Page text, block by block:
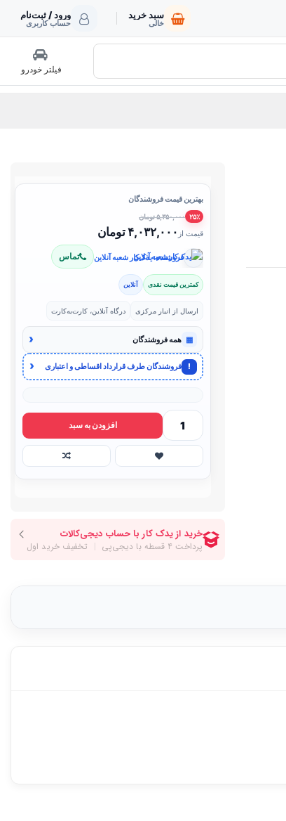
سبد خرید
خالی
ورود / ثبت‌نام
حساب کاربری
فیلتر خودرو
بهترین قیمت فروشندگان
۲۵٪ ۵,۳۵۰,۰۰۰ تومان
قیمت از ۴,۰۳۲,۰۰۰ تومان
فروشنده: یدک‌کار شعبه آنلاین تماس
کمترین قیمت نقدی آنلاین
ارسال از انبار مرکزی درگاه آنلاین، کارت‌به‌کارت
▦ همه فروشندگان ‹
! فروشندگان طرف قرارداد اقساطی و اعتباری ‹
افزودن به سبد